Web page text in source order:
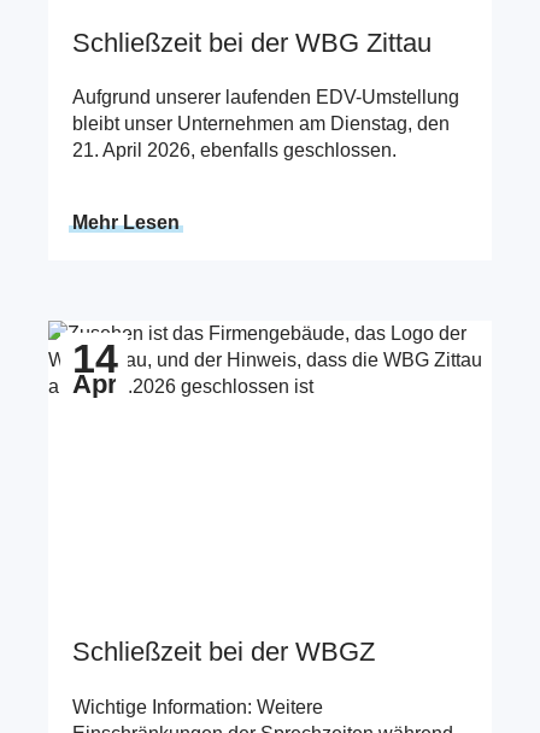
Schließzeit bei der WBG Zittau
Aufgrund unserer laufenden EDV-Umstellung
bleibt unser Unternehmen am Dienstag, den
21. April 2026, ebenfalls geschlossen.
Mehr Lesen
14
Apr
Zum Beitrag Schließzeit bei der WBGZ
Schließzeit bei der WBGZ
Wichtige Information: Weitere